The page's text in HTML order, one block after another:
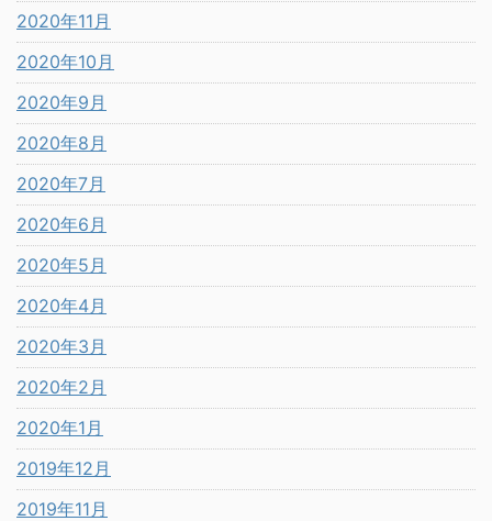
2020年11月
2020年10月
2020年9月
2020年8月
2020年7月
2020年6月
2020年5月
2020年4月
2020年3月
2020年2月
2020年1月
2019年12月
2019年11月